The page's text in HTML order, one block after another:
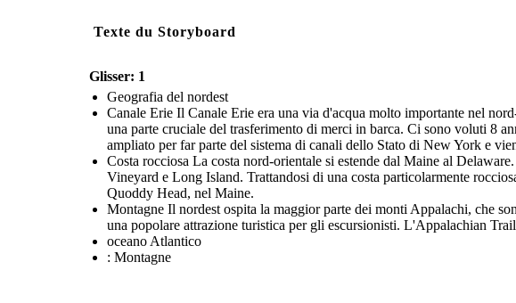
Texte du Storyboard
Glisser: 1
Geografia del nordest
Canale Erie Il Canale Erie era una via d'acqua molto importante nel
una parte cruciale del trasferimento di merci in barca. Ci sono voluti 8
ampliato per far parte del sistema di canali dello Stato di New York e
Costa rocciosa La costa nord-orientale si estende dal Maine al
Vineyard e Long Island. Trattandosi di una costa particolarmente
Quoddy Head, nel Maine.
Montagne Il nordest ospita la maggior parte dei monti Appalachi, che
una popolare attrazione turistica per gli escursionisti. L'Appalachian
oceano Atlantico
: Montagne